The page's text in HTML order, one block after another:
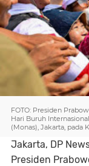
FOTO: Presiden
Hari Buruh
(Monas), Jakarta, pada
Jakarta, DP
Presiden